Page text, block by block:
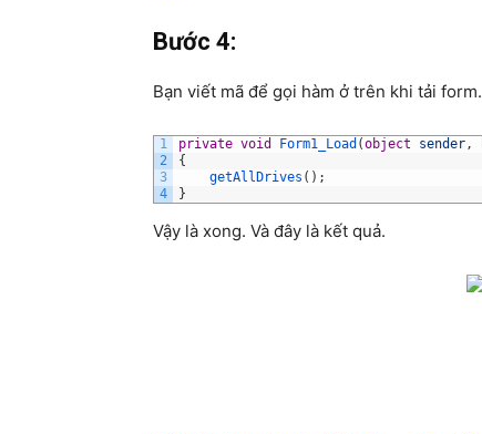
Bước 4:
Bạn viết mã để gọi hàm ở trên khi tải form.
1
2
3
4
private void Form1_Load (object sender,
{
getAllDrives ( ) ;
}
Vậy là xong. Và đây là kết quả.